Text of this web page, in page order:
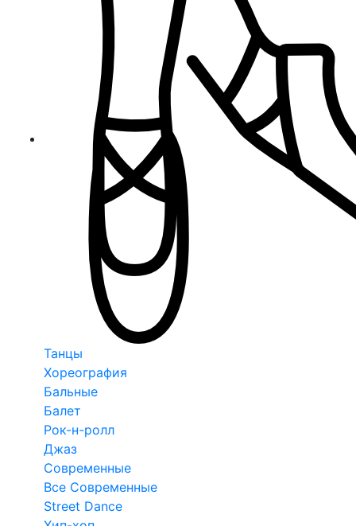
Танцы
Хореография
Бальные
Балет
Рок-н-ролл
Джаз
Современные
Все Современные
Street Dance